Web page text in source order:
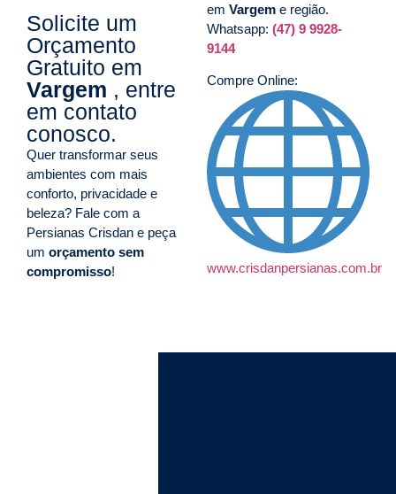
Solicite um
Orçamento
Gratuito em
Vargem , entre
em contato
conosco.
Quer transformar seus
ambientes com mais
conforto, privacidade e
beleza? Fale com a
Persianas Crisdan e peça
um orçamento sem
compromisso!
em Vargem e região.
Whatsapp: (47) 9 9928-
9144
Compre Online:
www.crisdanpersianas.com.br